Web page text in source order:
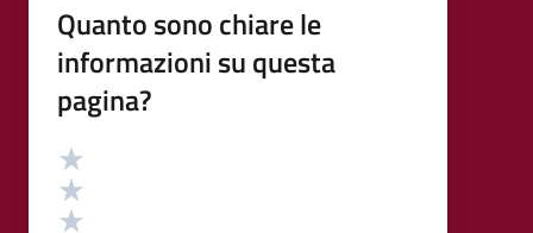
Quanto sono chiare le
informazioni su questa
pagina?
Valutazione